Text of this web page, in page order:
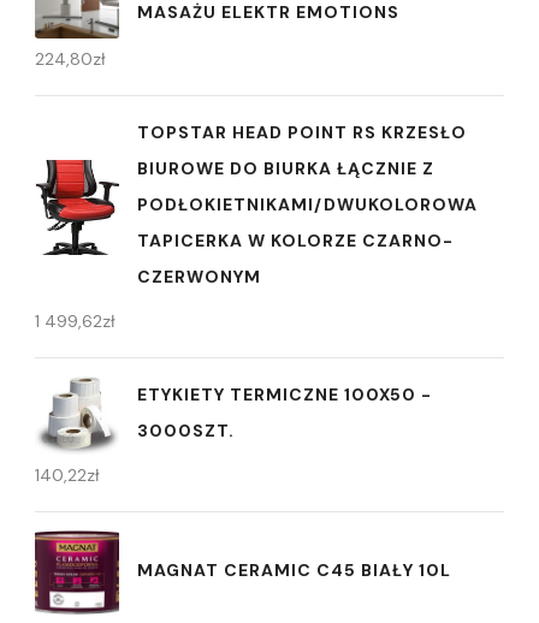
MASAŻU ELEKTR EMOTIONS
224,80zł
TOPSTAR HEAD POINT RS KRZESŁO
BIUROWE DO BIURKA ŁĄCZNIE Z
PODŁOKIETNIKAMI/DWUKOLOROWA
TAPICERKA W KOLORZE CZARNO-
CZERWONYM
1 499,62zł
ETYKIETY TERMICZNE 100X50 -
3000SZT.
140,22zł
MAGNAT CERAMIC C45 BIAŁY 10L